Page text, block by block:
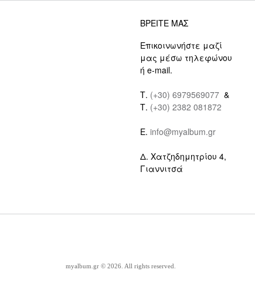
ΒΡΕΙΤΕ ΜΑΣ
Επικοινωνήστε μαζί
μας μέσω τηλεφώνου
ή e-mail.
Τ. (+30) 6979569077 &
Τ. (+30) 2382 081872
E. info@myalbum.gr
Δ. Χατζηδημητρίου 4,
Γιαννιτσά
myalbum.gr © 2026. All rights reserved.